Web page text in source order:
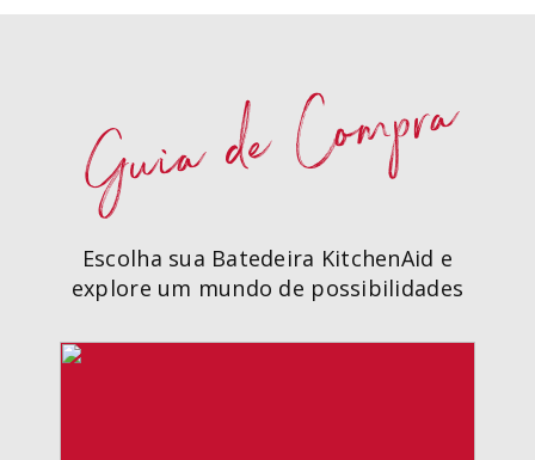
Guia de Compra
Escolha sua Batedeira KitchenAid e
explore um mundo de possibilidades